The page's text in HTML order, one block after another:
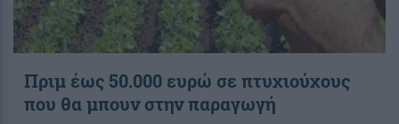
Πριμ έως 50.000 ευρώ σε πτυχιούχους
που θα μπουν στην παραγωγή